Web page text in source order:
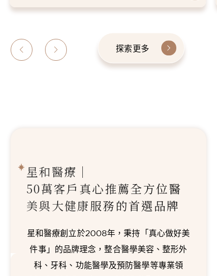
探索更多
星和醫療｜
50萬客戶真心推薦全方位醫
美與大健康服務的首選品牌
星和醫療創立於2008年，秉持「真心做好美
件事」的品牌理念，整合醫學美容、整形外
科、牙科、功能醫學及預防醫學等專業領